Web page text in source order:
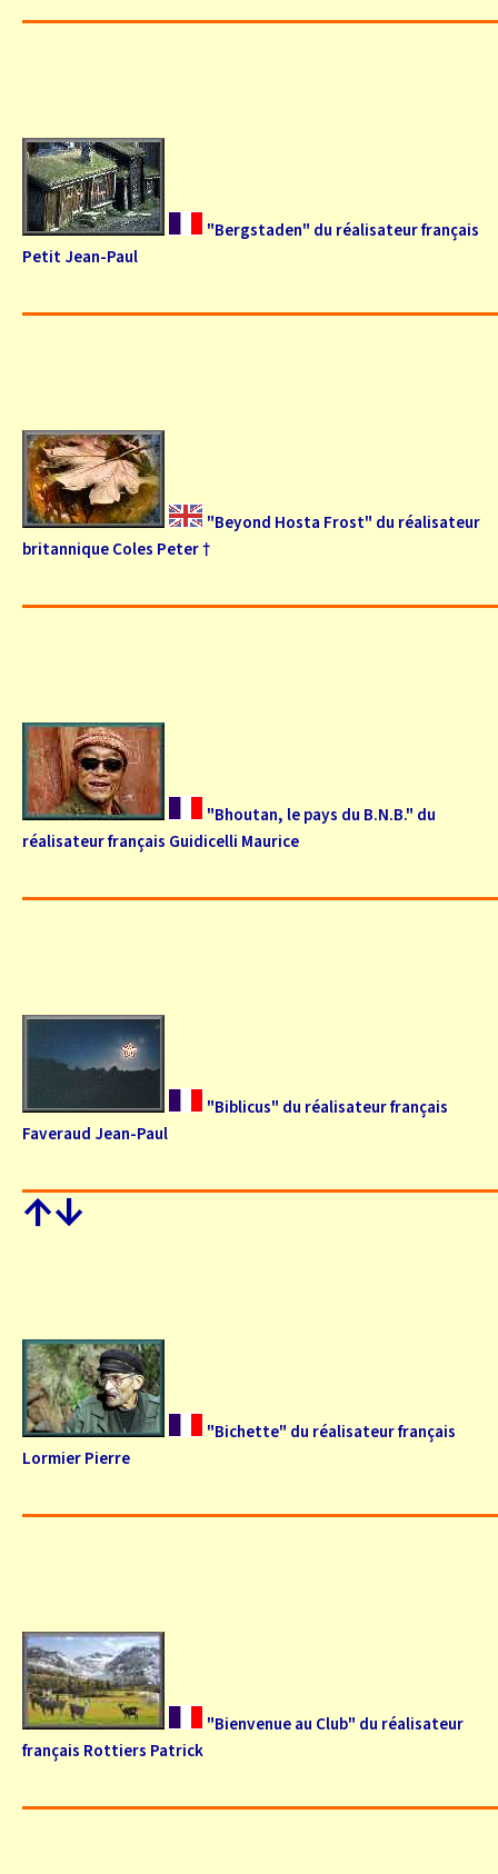
"Bergstaden" du réalisateur français
Petit Jean-Paul
"Beyond Hosta Frost" du réalisateur
britannique Coles Peter †
"Bhoutan, le pays du B.N.B." du
réalisateur français Guidicelli Maurice
"Biblicus" du réalisateur français
Faveraud Jean-Paul
↑↓
"Bichette" du réalisateur français
Lormier Pierre
"Bienvenue au Club" du réalisateur
français Rottiers Patrick